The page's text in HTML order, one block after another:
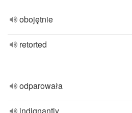
obojętnie
retorted
odparowała